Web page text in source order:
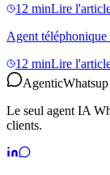
12 minLire
Agent
12 minLire
AgenticWhatsup
Le seul agent IA
clients.